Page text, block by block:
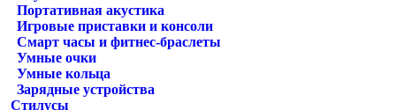
Портативная акустика
Игровые приставки и консоли
Смарт часы и фитнес-браслеты
Умные очки
Умные кольца
Зарядные устройства
Стилусы